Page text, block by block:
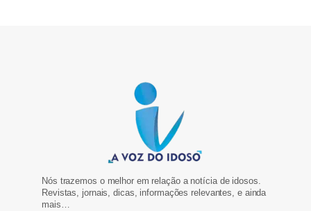
Nós trazemos o melhor em relação a notícia de idosos.
Revistas, jornais, dicas, informações relevantes, e ainda
mais…